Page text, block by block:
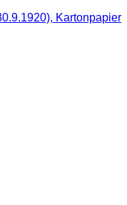
Kartonpapier